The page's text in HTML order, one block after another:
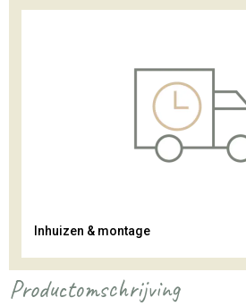
Inhuizen & montage
Productomschrijving